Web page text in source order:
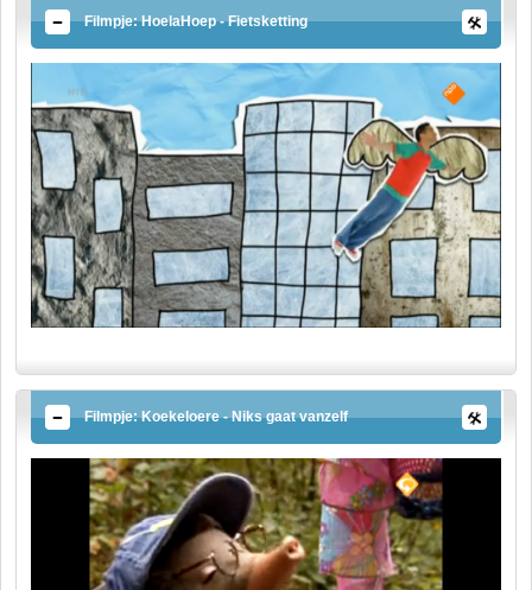
Filmpje: HoelaHoep - Fietsketting
Filmpje: Koekeloere - Niks gaat vanzelf